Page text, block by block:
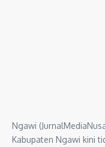
Ngawi
Kabupaten Ngawi kini